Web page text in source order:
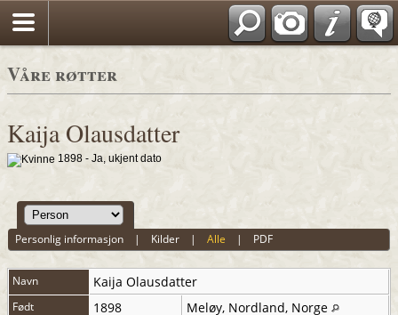
Våre røtter
Kaija Olausdatter
1898 - Ja, ukjent dato
Personlig informasjon | Kilder |Alle | PDF
Navn Kaija Olausdatter
Født 1898 Meløy, Nordland, Norge